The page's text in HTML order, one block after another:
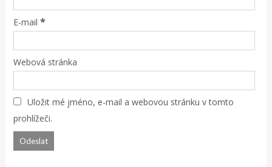
E-mail *
Webová stránka
Uložit mé jméno, e-mail a webovou stránku v tomto
prohlížeči.